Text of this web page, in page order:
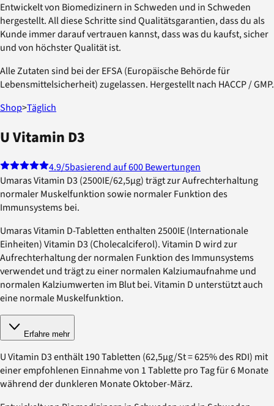
Entwickelt von Biomedizinern in Schweden und in Schweden
hergestellt. All diese Schritte sind Qualitätsgarantien, dass du als
Kunde immer darauf vertrauen kannst, dass was du kaufst, sicher
und von höchster Qualität ist.
Alle Zutaten sind bei der EFSA (Europäische Behörde für
Lebensmittelsicherheit) zugelassen. Hergestellt nach HACCP / GMP.
Shop>Täglich
U Vitamin D3
4.9/5basierend auf 600 Bewertungen
Umaras Vitamin D3 (2500IE/62,5µg) trägt zur Aufrechterhaltung
normaler Muskelfunktion sowie normaler Funktion des
Immunsystems bei.
Umaras Vitamin D-Tabletten enthalten 2500IE (Internationale
Einheiten) Vitamin D3 (Cholecalciferol). Vitamin D wird zur
Aufrechterhaltung der normalen Funktion des Immunsystems
verwendet und trägt zu einer normalen Kalziumaufnahme und
normalen Kalziumwerten im Blut bei. Vitamin D unterstützt auch
eine normale Muskelfunktion.
Erfahre mehr
U Vitamin D3 enthält 190 Tabletten (62,5µg/St = 625% des RDI) mit
einer empfohlenen Einnahme von 1 Tablette pro Tag für 6 Monate
während der dunkleren Monate Oktober-März.